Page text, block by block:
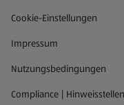
Datenschutz- und
Cookie-Einstellungen
Impressum
Nutzungsbedingungen
Compliance | Hinweisstellen